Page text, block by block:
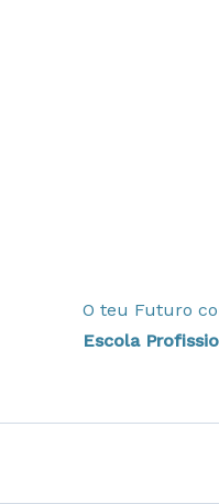
O teu Futuro
Escola